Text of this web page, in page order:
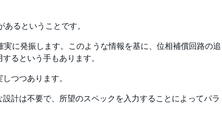
るということです。
に発振します。このような情報を基に、位相補償回路の追
るという手もあります。
つつあります。
計は不要で、所望のスペックを入力することによってパラ